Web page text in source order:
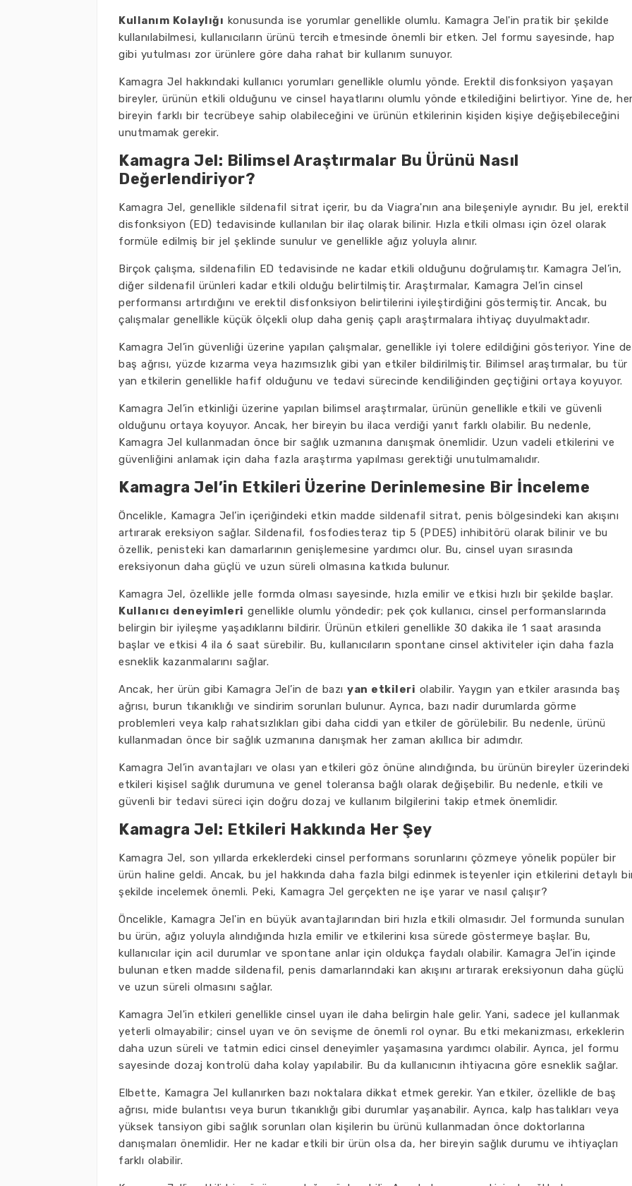
Kullanım Kolaylığı konusunda ise yorumlar genellikle olumlu. Kamagra Jel'in pratik bir şekilde
kullanılabilmesi, kullanıcıların ürünü tercih etmesinde önemli bir etken. Jel formu sayesinde, hap
gibi yutulması zor ürünlere göre daha rahat bir kullanım sunuyor.
Kamagra Jel hakkındaki kullanıcı yorumları genellikle olumlu yönde. Erektil disfonksiyon yaşayan
bireyler, ürünün etkili olduğunu ve cinsel hayatlarını olumlu yönde etkilediğini belirtiyor. Yine de,
bireyin farklı bir tecrübeye sahip olabileceğini ve ürünün etkilerinin kişiden kişiye değişebileceğini
unutmamak gerekir.
Kamagra Jel: Bilimsel Araştırmalar Bu Ürünü Nasıl
Değerlendiriyor?
Kamagra Jel, genellikle sildenafil sitrat içerir, bu da Viagra'nın ana bileşeniyle aynıdır. Bu jel, erektil
disfonksiyon (ED) tedavisinde kullanılan bir ilaç olarak bilinir. Hızla etkili olması için özel olarak
formüle edilmiş bir jel şeklinde sunulur ve genellikle ağız yoluyla alınır.
Birçok çalışma, sildenafilin ED tedavisinde ne kadar etkili olduğunu doğrulamıştır. Kamagra Jel’in,
diğer sildenafil ürünleri kadar etkili olduğu belirtilmiştir. Araştırmalar, Kamagra Jel’in cinsel
performansı artırdığını ve erektil disfonksiyon belirtilerini iyileştirdiğini göstermiştir. Ancak, bu
çalışmalar genellikle küçük ölçekli olup daha geniş çaplı araştırmalara ihtiyaç duyulmaktadır.
Kamagra Jel’in güvenliği üzerine yapılan çalışmalar, genellikle iyi tolere edildiğini gösteriyor. Yine
baş ağrısı, yüzde kızarma veya hazımsızlık gibi yan etkiler bildirilmiştir. Bilimsel araştırmalar, bu tür
yan etkilerin genellikle hafif olduğunu ve tedavi sürecinde kendiliğinden geçtiğini ortaya koyuyor.
Kamagra Jel’in etkinliği üzerine yapılan bilimsel araştırmalar, ürünün genellikle etkili ve güvenli
olduğunu ortaya koyuyor. Ancak, her bireyin bu ilaca verdiği yanıt farklı olabilir. Bu nedenle,
Kamagra Jel kullanmadan önce bir sağlık uzmanına danışmak önemlidir. Uzun vadeli etkilerini ve
güvenliğini anlamak için daha fazla araştırma yapılması gerektiği unutulmamalıdır.
Kamagra Jel’in Etkileri Üzerine Derinlemesine Bir İnceleme
Öncelikle, Kamagra Jel’in içeriğindeki etkin madde sildenafil sitrat, penis bölgesindeki kan akışını
artırarak ereksiyon sağlar. Sildenafil, fosfodiesteraz tip 5 (PDE5) inhibitörü olarak bilinir ve bu
özellik, penisteki kan damarlarının genişlemesine yardımcı olur. Bu, cinsel uyarı sırasında
ereksiyonun daha güçlü ve uzun süreli olmasına katkıda bulunur.
Kamagra Jel, özellikle jelle formda olması sayesinde, hızla emilir ve etkisi hızlı bir şekilde başlar.
Kullanıcı deneyimleri genellikle olumlu yöndedir; pek çok kullanıcı, cinsel performanslarında
belirgin bir iyileşme yaşadıklarını bildirir. Ürünün etkileri genellikle 30 dakika ile 1 saat arasında
başlar ve etkisi 4 ila 6 saat sürebilir. Bu, kullanıcıların spontane cinsel aktiviteler için daha fazla
esneklik kazanmalarını sağlar.
Ancak, her ürün gibi Kamagra Jel’in de bazı yan etkileri olabilir. Yaygın yan etkiler arasında baş
ağrısı, burun tıkanıklığı ve sindirim sorunları bulunur. Ayrıca, bazı nadir durumlarda görme
problemleri veya kalp rahatsızlıkları gibi daha ciddi yan etkiler de görülebilir. Bu nedenle, ürünü
kullanmadan önce bir sağlık uzmanına danışmak her zaman akıllıca bir adımdır.
Kamagra Jel’in avantajları ve olası yan etkileri göz önüne alındığında, bu ürünün bireyler üzerindeki
etkileri kişisel sağlık durumuna ve genel toleransa bağlı olarak değişebilir. Bu nedenle, etkili ve
güvenli bir tedavi süreci için doğru dozaj ve kullanım bilgilerini takip etmek önemlidir.
Kamagra Jel: Etkileri Hakkında Her Şey
Kamagra Jel, son yıllarda erkeklerdeki cinsel performans sorunlarını çözmeye yönelik popüler bir
ürün haline geldi. Ancak, bu jel hakkında daha fazla bilgi edinmek isteyenler için etkilerini detaylı
şekilde incelemek önemli. Peki, Kamagra Jel gerçekten ne işe yarar ve nasıl çalışır?
Öncelikle, Kamagra Jel'in en büyük avantajlarından biri hızla etkili olmasıdır. Jel formunda sunulan
bu ürün, ağız yoluyla alındığında hızla emilir ve etkilerini kısa sürede göstermeye başlar. Bu,
kullanıcılar için acil durumlar ve spontane anlar için oldukça faydalı olabilir. Kamagra Jel’in içinde
bulunan etken madde sildenafil, penis damarlarındaki kan akışını artırarak ereksiyonun daha güçlü
ve uzun süreli olmasını sağlar.
Kamagra Jel'in etkileri genellikle cinsel uyarı ile daha belirgin hale gelir. Yani, sadece jel kullanmak
yeterli olmayabilir; cinsel uyarı ve ön sevişme de önemli rol oynar. Bu etki mekanizması, erkeklerin
daha uzun süreli ve tatmin edici cinsel deneyimler yaşamasına yardımcı olabilir. Ayrıca, jel formu
sayesinde dozaj kontrolü daha kolay yapılabilir. Bu da kullanıcının ihtiyacına göre esneklik sağlar.
Elbette, Kamagra Jel kullanırken bazı noktalara dikkat etmek gerekir. Yan etkiler, özellikle de baş
ağrısı, mide bulantısı veya burun tıkanıklığı gibi durumlar yaşanabilir. Ayrıca, kalp hastalıkları veya
yüksek tansiyon gibi sağlık sorunları olan kişilerin bu ürünü kullanmadan önce doktorlarına
danışmaları önemlidir. Her ne kadar etkili bir ürün olsa da, her bireyin sağlık durumu ve ihtiyaçları
farklı olabilir.